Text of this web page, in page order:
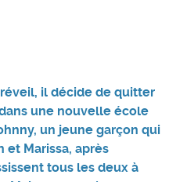
il décide de quitter
une nouvelle école
un jeune garçon qui
et Marissa, après
tous les deux à